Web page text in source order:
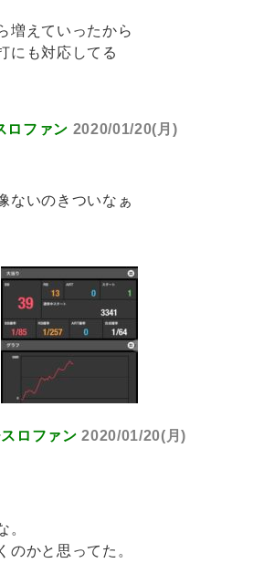
増えていったから
にも対応してる
ロファン 2020/01/20(月)
ないのきついなぁ
ロファン 2020/01/20(月)
。
のかと思ってた。